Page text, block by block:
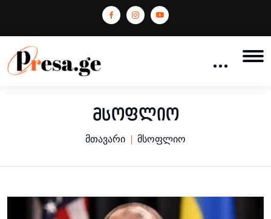
მსოფლიო
მთავარი მსოფლიო